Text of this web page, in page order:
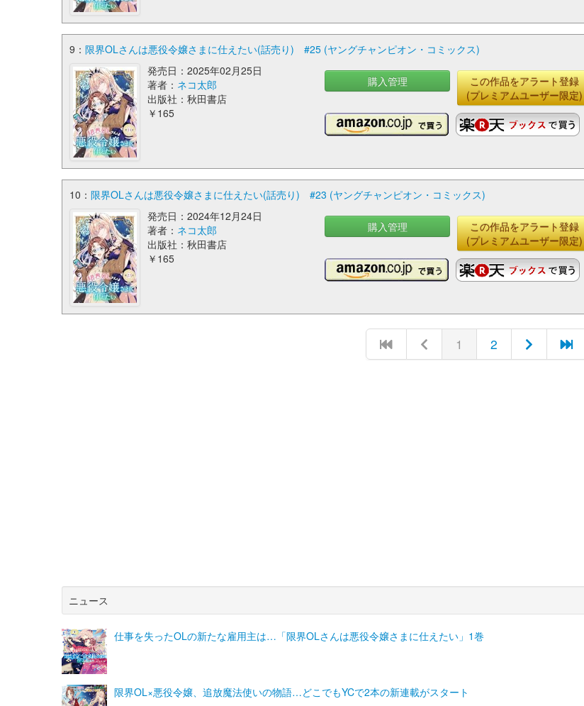
9： 限界OLさんは悪役令嬢さまに仕えたい(話売り) #25 (ヤングチャンピオン・コミックス)
発売日：2025年02月25日
著者： ネコ太郎
出版社：秋田書店
￥165
購入管理
この作品をアラート登録
(プレミアムユーザー限定)
10： 限界OLさんは悪役令嬢さまに仕えたい(話売り) #23 (ヤングチャンピオン・コミックス)
発売日：2024年12月24日
著者： ネコ太郎
出版社：秋田書店
￥165
購入管理
この作品をアラート登録
(プレミアムユーザー限定)
1 2
ニュース
仕事を失ったOLの新たな雇用主は…「限界OLさんは悪役令嬢さまに仕えたい」1巻
限界OL×悪役令嬢、追放魔法使いの物語…どこでもYCで2本の新連載がスタート